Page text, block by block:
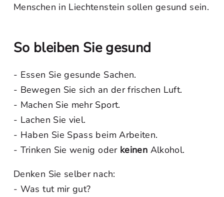
Menschen in Liechtenstein sollen gesund sein.
So bleiben Sie gesund
- Essen Sie gesunde Sachen.
- Bewegen Sie sich an der frischen Luft.
- Machen Sie mehr Sport.
- Lachen Sie viel.
- Haben Sie Spass beim Arbeiten.
- Trinken Sie wenig oder keinen Alkohol.
Denken Sie selber nach:
- Was tut mir gut?